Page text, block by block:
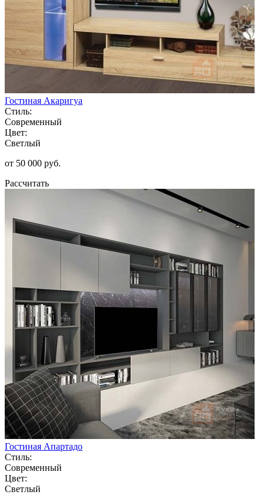
Гостиная Акаригуа
Стиль:
Современный
Цвет:
Светлый
от 50 000 руб.
Рассчитать
Гостиная Апартадо
Стиль:
Современный
Цвет:
Светлый